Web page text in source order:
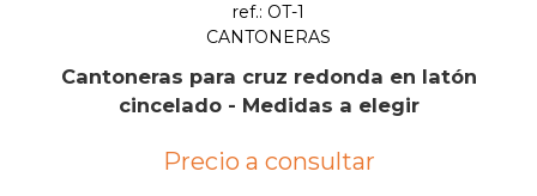
ref.: OT-1
CANTONERAS
Cantoneras para cruz redonda en latón
cincelado - Medidas a elegir
Precio a consultar